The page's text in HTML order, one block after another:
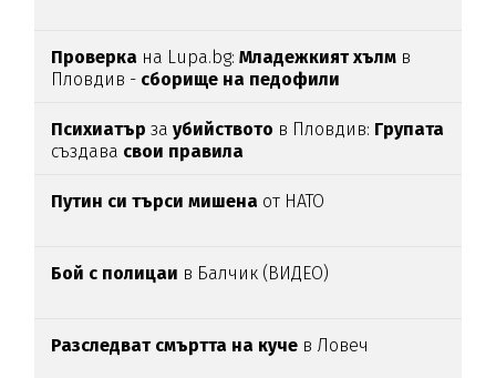
Проверка на Lupa.bg:Младежкият хълм в
Пловдив - сборище на педофили
Психиатър заубийството в Пловдив: Групата
създава свои правила
Путин си търси мишена от НАТО
Бой с полицаи в Балчик (ВИДЕО)
Разследват смъртта на куче в Ловеч